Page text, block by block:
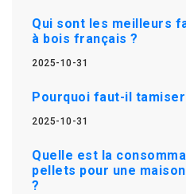
Qui sont les meilleurs
à bois français ?
2025-10-31
Pourquoi faut-il
2025-10-31
Quelle est la
pellets pour une
?